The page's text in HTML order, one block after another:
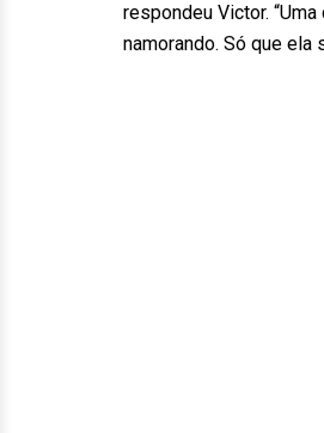
respondeu Victor.
namorando. Só que ela